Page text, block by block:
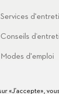
Services
Conseils
Modes d'emploi
«J’accepte»,